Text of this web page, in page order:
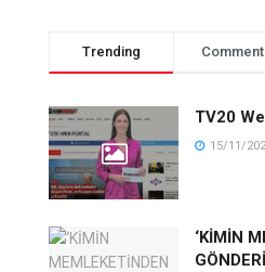
Trending
TV20
15/11/
‘KİMİN